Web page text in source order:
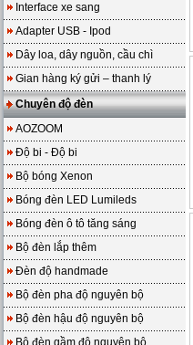
Interface xe sang
Adapter USB - Ipod
Dây loa, dây nguồn, cầu chì
Gian hàng ký gửi – thanh lý
Chuyên độ đèn
AOZOOM
Độ bi - Độ bi
Bộ bóng Xenon
Bóng đèn LED Lumileds
Bóng đèn ô tô tăng sáng
Bộ đèn lắp thêm
Đèn độ handmade
Bộ đèn pha độ nguyên bộ
Bộ đèn hậu độ nguyên bộ
Bộ đèn gầm độ nguyên bộ